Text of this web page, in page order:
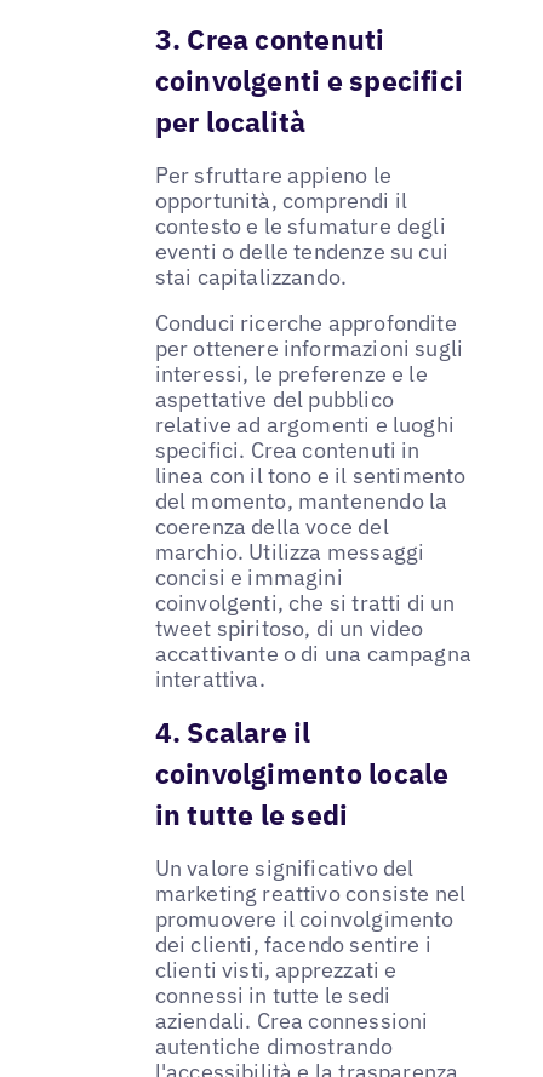
3. Crea contenuti
coinvolgenti e specifici
per località
Per sfruttare appieno le
opportunità, comprendi il
contesto e le sfumature degli
eventi o delle tendenze su cui
stai capitalizzando.
Conduci ricerche approfondite
per ottenere informazioni sugli
interessi, le preferenze e le
aspettative del pubblico
relative ad argomenti e luoghi
specifici. Crea contenuti in
linea con il tono e il sentimento
del momento, mantenendo la
coerenza della voce del
marchio. Utilizza messaggi
concisi e immagini
coinvolgenti, che si tratti di un
tweet spiritoso, di un video
accattivante o di una campagna
interattiva.
4. Scalare il
coinvolgimento locale
in tutte le sedi
Un valore significativo del
marketing reattivo consiste nel
promuovere il coinvolgimento
dei clienti, facendo sentire i
clienti visti, apprezzati e
connessi in tutte le sedi
aziendali. Crea connessioni
autentiche dimostrando